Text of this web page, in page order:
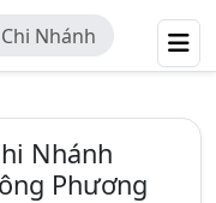
Nhánh
Phương
Nhánh
Phương